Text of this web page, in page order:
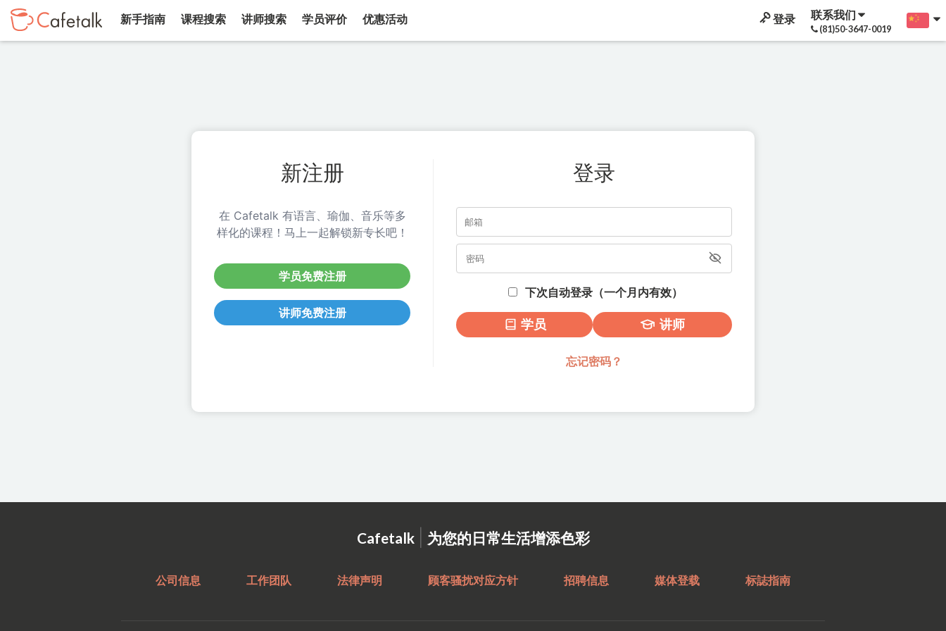
新手指南 课程搜索 讲师搜索 学员评价 优惠活动 登录 联系我们
(81)50-3647-0019
新注册
在 Cafetalk 有语言、瑜伽、音乐等多
样化的课程！马上一起解锁新专长吧！
学员免费注册
讲师免费注册
登录
下次自动登录（一个月内有效）
学员 讲师
忘记密码？
Cafetalk | 为您的日常生活增添色彩
公司信息 工作团队 法律声明 顾客骚扰对应方针 招聘信息 媒体登载 标誌指南